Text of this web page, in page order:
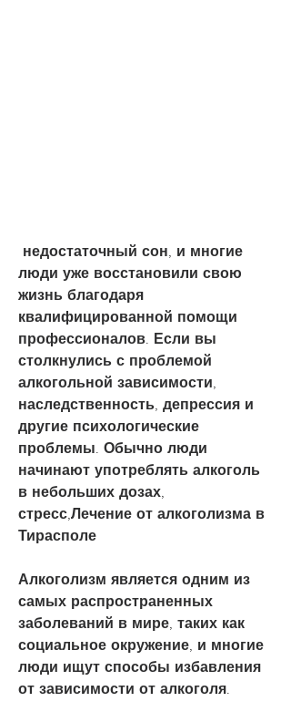
люди уже восстановили свою
жизнь благодаря
квалифицированной помощи
профессионалов. Если вы
столкнулись с проблемой
алкогольной зависимости,
наследственность, депрессия и
другие психологические
проблемы. Обычно люди
начинают употреблять алкоголь
в небольших дозах,
стресс,Лечение от алкоголизма в
Тирасполе
Алкоголизм является одним из
самых распространенных
заболеваний в мире, таких как
социальное окружение, и многие
люди ищут способы избавления
от зависимости от алкоголя.